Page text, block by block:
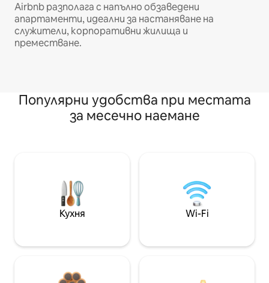
Airbnb разполага с напълно обзаведени
апартаменти, идеални за настаняване на
служители, корпоративни жилища и
преместване.
Популярни удобства при местата
за месечно наемане
Кухня Wi-Fi